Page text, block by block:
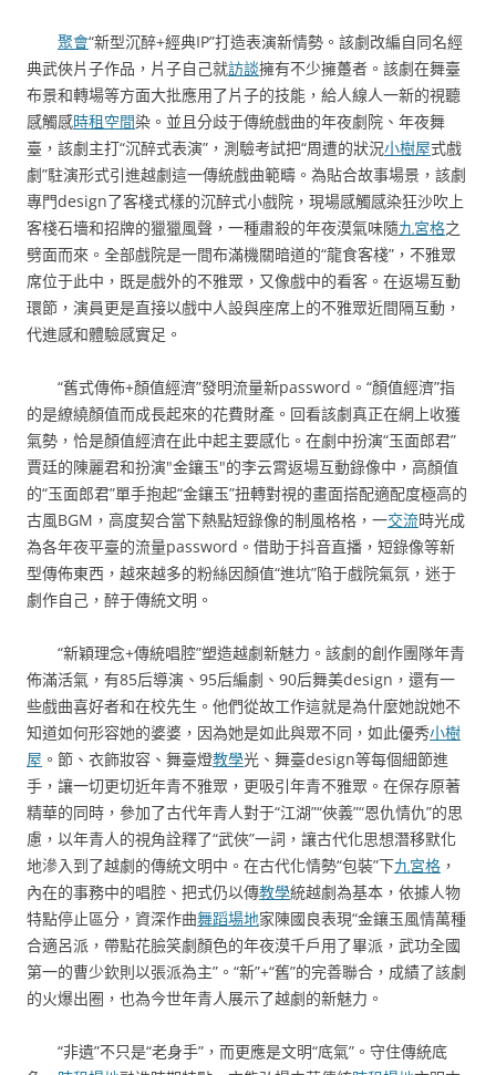
聚會“新型沉醉+經典IP”打造表演新情勢。該劇改編自同名經
典武俠片子作品，片子自己就訪談擁有不少擁躉者。該劇在舞臺
布景和轉場等方面大批應用了片子的技能，給人線人一新的視聽
感觸感時租空間染。並且分歧于傳統戲曲的年夜劇院、年夜舞
臺，該劇主打“沉醉式表演”，測驗考試把“周遭的狀況小樹屋式戲
劇”駐演形式引進越劇這一傳統戲曲範疇。為貼合故事場景，該劇
專門design了客棧式樣的沉醉式小戲院，現場感觸感染狂沙吹上
客棧石墻和招牌的獵獵風聲，一種肅殺的年夜漠氣味隨九宮格之
劈面而來。全部戲院是一間布滿機關暗道的“龍食客棧”，不雅眾
席位于此中，既是戲外的不雅眾，又像戲中的看客。在返場互動
環節，演員更是直接以戲中人設與座席上的不雅眾近間隔互動，
代進感和體驗感實足。
“舊式傳佈+顏值經濟”發明流量新password。“顏值經濟”指
的是繚繞顏值而成長起來的花費財產。回看該劇真正在網上收獲
氣勢，恰是顏值經濟在此中起主要感化。在劇中扮演“玉面郎君”
賈廷的陳麗君和扮演"金鑲玉"的李云霄返場互動錄像中，高顏值
的“玉面郎君”單手抱起“金鑲玉”扭轉對視的畫面搭配適配度極高的
古風BGM，高度契合當下熱點短錄像的制風格格，一交流時光成
為各年夜平臺的流量password。借助于抖音直播，短錄像等新
型傳佈東西，越來越多的粉絲因顏值“進坑”陷于戲院氣氛，迷于
劇作自己，醉于傳統文明。
“新穎理念+傳統唱腔”塑造越劇新魅力。該劇的創作團隊年青
佈滿活氣，有85后導演、95后編劇、90后舞美design，還有一
些戲曲喜好者和在校先生。他們從故工作這就是為什麼她說她不
知道如何形容她的婆婆，因為她是如此與眾不同，如此優秀小樹
屋 。節、衣飾妝容、舞臺燈教學光、舞臺design等每個細節進
手，讓一切更切近年青不雅眾，更吸引年青不雅眾。在保存原著
精華的同時，參加了古代年青人對于“江湖”“俠義”“恩仇情仇”的思
慮，以年青人的視角詮釋了“武俠”一詞，讓古代化思想潛移默化
地滲入到了越劇的傳統文明中。在古代化情勢“包裝”下九宮格 ，
內在的事務中的唱腔、把式仍以傳教學統越劇為基本，依據人物
特點停止區分，資深作曲舞蹈場地家陳國良表現“金鑲玉風情萬種
合適呂派，帶點花臉笑劇顏色的年夜漠千戶用了畢派，武功全國
第一的曹少欽則以張派為主”。“新”+“舊”的完善聯合，成績了該劇
的火爆出圈，也為今世年青人展示了越劇的新魅力。
“非遺”不只是“老身手”，而更應是文明“底氣”。守住傳統底